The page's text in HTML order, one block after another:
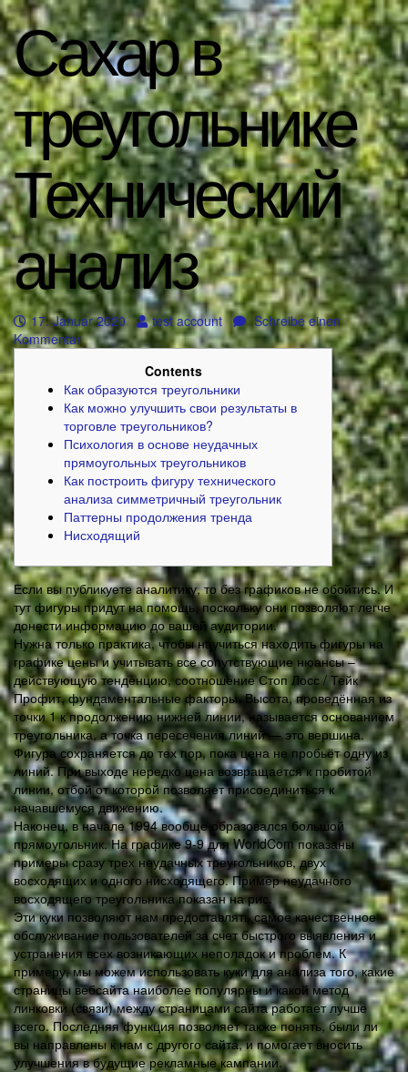
Сахар в
треугольнике
Технический
анализ
17. Januar 2020 test account
Schreibe einen
Kommentar
Contents
Как образуются треугольники
Как можно улучшить свои результаты в
торговле треугольников?
Психология в основе неудачных
прямоугольных треугольников
Как построить фигуру технического
анализа симметричный треугольник
Паттерны продолжения тренда
Нисходящий
Если вы публикуете аналитику, то без графиков не обойтись. И
тут фигуры придут на помощь, поскольку они позволяют легче
донести информацию до вашей аудитории.
Нужна только практика, чтобы научиться находить фигуры на
графике цены и учитывать все сопутствующие нюансы –
действующую тенденцию, соотношение Стоп Лосс / Тейк
Профит, фундаментальные факторы. Высота, проведённая из
точки 1 к продолжению нижней линии, называется основанием
треугольника, а точка пересечения линий — это вершина.
Фигура сохраняется до тех пор, пока цена не пробьёт одну из
линий. При выходе нередко цена возвращается к пробитой
линии, отбой от которой позволяет присоединиться к
начавшемуся движению.
Наконец, в начале 1994 вообще образовался большой
прямоугольник. На графике 9-9 для WorldCom показаны
примеры сразу трех неудачных треугольников, двух
восходящих и одного нисходящего. Пример неудачного
восходящего треугольника показан на рис.
Эти куки позволяют нам предоставлять самое качественное
обслуживание пользователей за счет быстрого выявления и
устранения всех возникающих неполадок и проблем. К
примеру, мы можем использовать куки для анализа того, какие
страницы вебсайта наиболее популярны и какой метод
линковки (связи) между страницами сайта работает лучше
всего. Последняя функция позволяет также понять, были ли
вы направлены к нам с другого сайта, и помогает вносить
улучшения в будущие рекламные кампании.